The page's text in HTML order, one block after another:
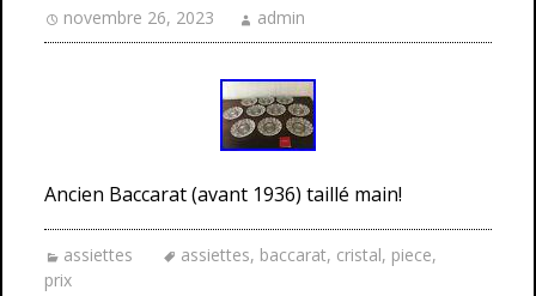
novembre 26, 2023 admin
Ancien Baccarat (avant 1936) taillé main!
assiettes assiettes, baccarat, cristal, piece,
prix